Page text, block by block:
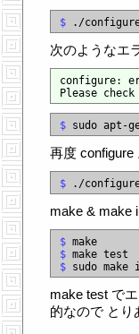
$
次のようなエ
configure:
$
再度 configure
$
make & make
$
$
$
make test で
的なので とり